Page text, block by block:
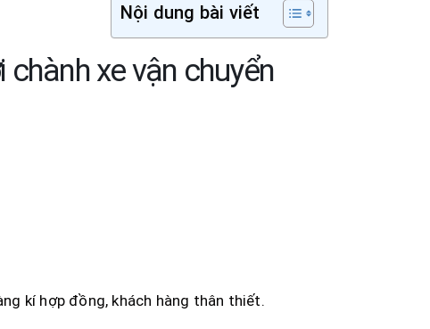
Nội dung bài viết
xe vận chuyển
kí hợp đồng, khách hàng thân thiết.